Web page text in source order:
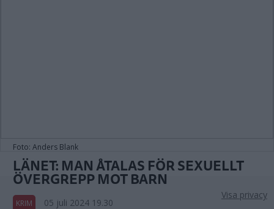
Foto: Anders Blank
LÄNET: MAN ÅTALAS FÖR SEXUELLT
ÖVERGREPP MOT BARN
KRIM 05 juli 2024 19.30
Visa privacy